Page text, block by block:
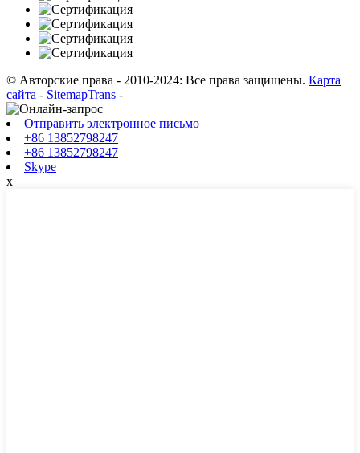
© Авторские права - 2010-2024: Все права защищены. Карта
сайта - SitemapTrans -
Отправить электронное письмо
+86 13852798247
+86 13852798247
Skype
х